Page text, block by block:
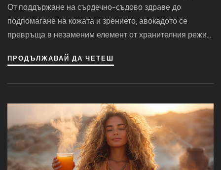
От поддържане на сърдечно-съдово здраве до
подпомагане на кожата и зрението, авокадото се
превръща в незаменим елемент от хранителния режим
благополучие. В тази статия ще разгледаме различните
ежедневието.
ПРОДЪЛЖАВАЙ ДА ЧЕТЕШ